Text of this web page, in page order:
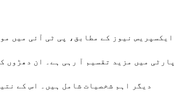
ایکسپریس نیوز کے مطابق، پی ٹی آئی میں
پارٹی میں مزید تقسیم آ رہی ہے۔ ان دھڑوں
دیگر اہم شخصیات شامل ہیں۔ اس کے